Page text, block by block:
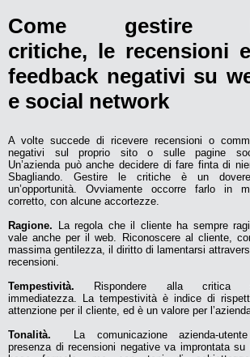
Come gestire
critiche, le recensioni
feedback negativi su
e social network
A volte succede di ricevere recensioni o
negativi sul proprio sito o sulle pagine
Un’azienda può anche decidere di fare finta di
Sbagliando. Gestire le critiche è un
un’opportunità. Ovviamente occorre farlo in
corretto, con alcune accortezze.
Ragione. La regola che il cliente ha sempre
vale anche per il web. Riconoscere al cliente,
massima gentilezza, il diritto di lamentarsi
recensioni.
Tempestività. Rispondere alla critica
immediatezza. La tempestività è indice di
attenzione per il cliente, ed è un valore per
Tonalità. La comunicazione azienda-
presenza di recensioni negative va improntata su